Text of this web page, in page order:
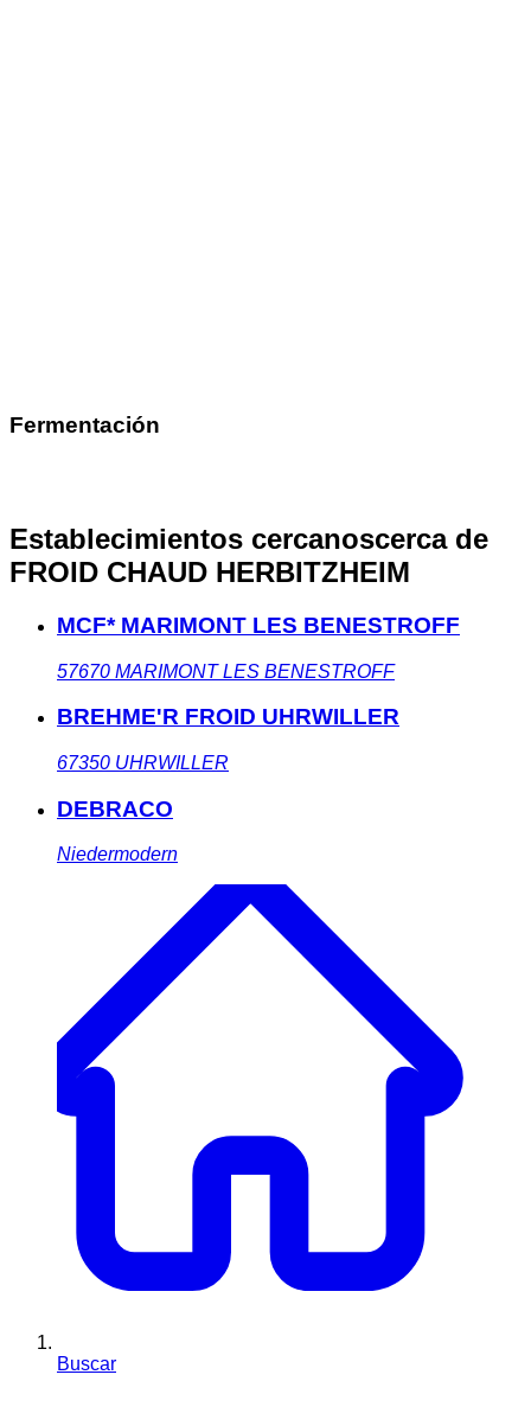
Fermentación
Establecimientos cercanoscerca de
FROID CHAUD HERBITZHEIM
MCF* MARIMONT LES BENESTROFF
57670 MARIMONT LES BENESTROFF
BREHME'R FROID UHRWILLER
67350 UHRWILLER
DEBRACO
Niedermodern
Buscar